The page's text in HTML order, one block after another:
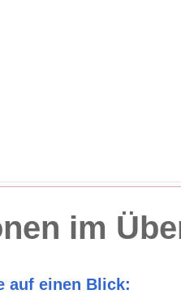
im
auf einen Blick: